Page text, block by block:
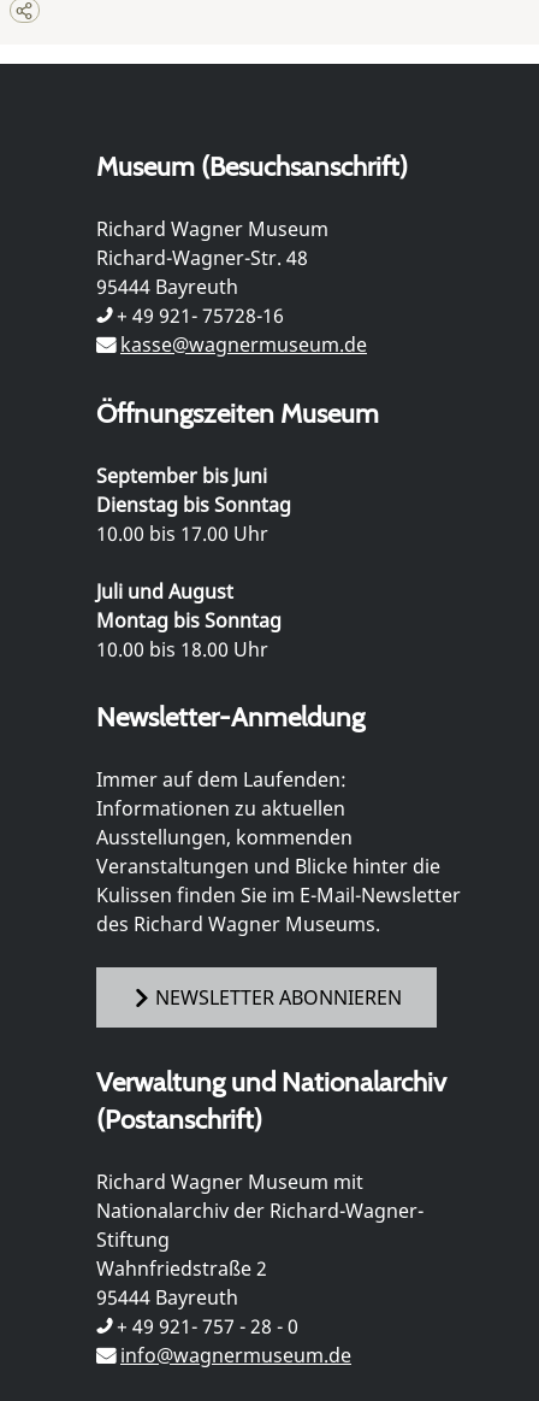
Museum (Besuchsanschrift)
Richard Wagner Museum
Richard-Wagner-Str. 48
95444 Bayreuth
+ 49 921- 75728-16
kasse@wagnermuseum.de
Öffnungszeiten Museum
September bis Juni
Dienstag bis Sonntag
10.00 bis 17.00 Uhr
Juli und August
Montag bis Sonntag
10.00 bis 18.00 Uhr
Newsletter-Anmeldung
Immer auf dem Laufenden:
Informationen zu aktuellen
Ausstellungen, kommenden
Veranstaltungen und Blicke hinter die
Kulissen finden Sie im E-Mail-Newsletter
des Richard Wagner Museums.
NEWSLETTER ABONNIEREN
Verwaltung und Nationalarchiv
(Postanschrift)
Richard Wagner Museum mit
Nationalarchiv der Richard-Wagner-
Stiftung
Wahnfriedstraße 2
95444 Bayreuth
+ 49 921- 757 - 28 - 0
info@wagnermuseum.de